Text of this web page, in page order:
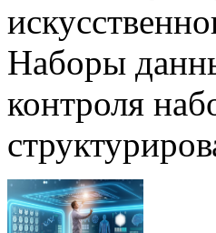
Наборы
контроля